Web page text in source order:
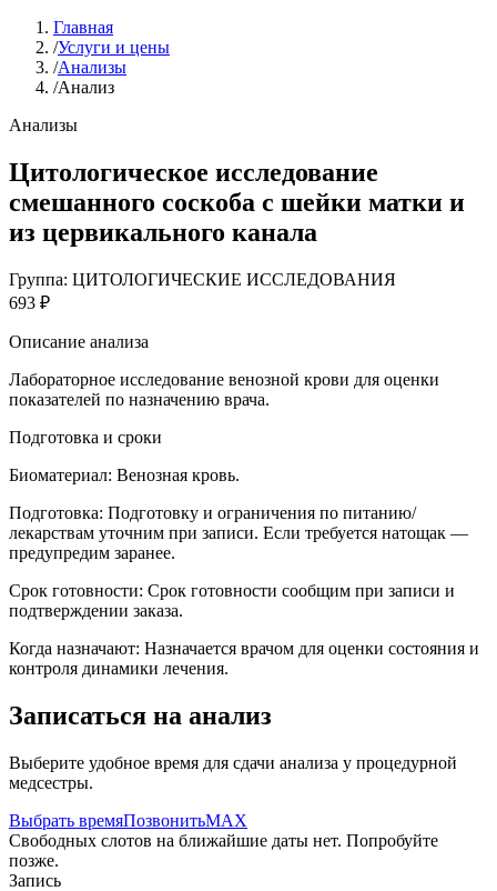
Главная
/Услуги и цены
/Анализы
/Анализ
Анализы
Цитологическое исследование
смешанного соскоба c шейки матки и
из цервикального канала
Группа: ЦИТОЛОГИЧЕСКИЕ ИССЛЕДОВАНИЯ
693 ₽
Описание анализа
Лабораторное исследование венозной крови для оценки
показателей по назначению врача.
Подготовка и сроки
Биоматериал: Венозная кровь.
Подготовка: Подготовку и ограничения по питанию/
лекарствам уточним при записи. Если требуется натощак —
предупредим заранее.
Срок готовности: Срок готовности сообщим при записи и
подтверждении заказа.
Когда назначают: Назначается врачом для оценки состояния и
контроля динамики лечения.
Записаться на анализ
Выберите удобное время для сдачи анализа у процедурной
медсестры.
Выбрать времяПозвонитьMAX
Свободных слотов на ближайшие даты нет. Попробуйте
позже.
Запись